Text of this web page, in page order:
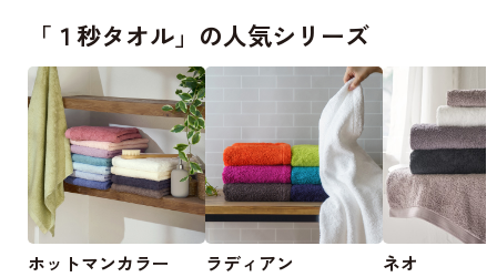
「１秒タオル」の人気シリーズ
ホットマンカラー ラディアン ネオ